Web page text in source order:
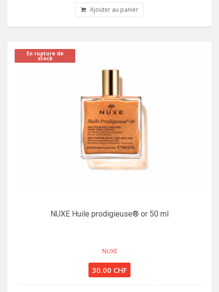
Ajouter au panier
En rupture de
stock
NUXE Huile prodigieuse® or 50 ml
NUXE
30.00 CHF